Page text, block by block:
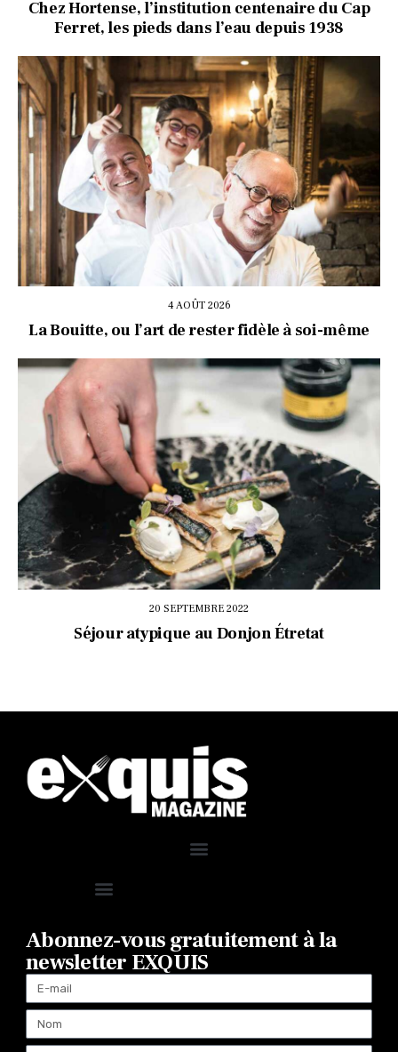
Chez Hortense, l’institution centenaire du Cap
Ferret, les pieds dans l’eau depuis 1938
4 AOÛT 2026
La Bouitte, ou l’art de rester fidèle à soi-même
20 SEPTEMBRE 2022
Séjour atypique au Donjon Étretat
Abonnez-vous gratuitement à la
newsletter EXQUIS